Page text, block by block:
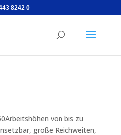
8242 0
von bis zu
große Reichweiten,